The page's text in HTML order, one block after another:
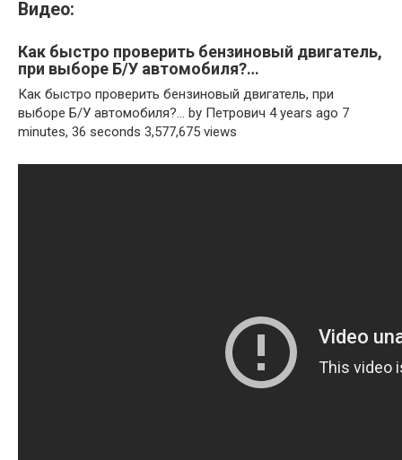
Видео:
Как быстро проверить бензиновый двигатель,
при выборе Б/У автомобиля?…
Как быстро проверить бензиновый двигатель, при
выборе Б/У автомобиля?… by Петрович 4 years ago 7
minutes, 36 seconds 3,577,675 views